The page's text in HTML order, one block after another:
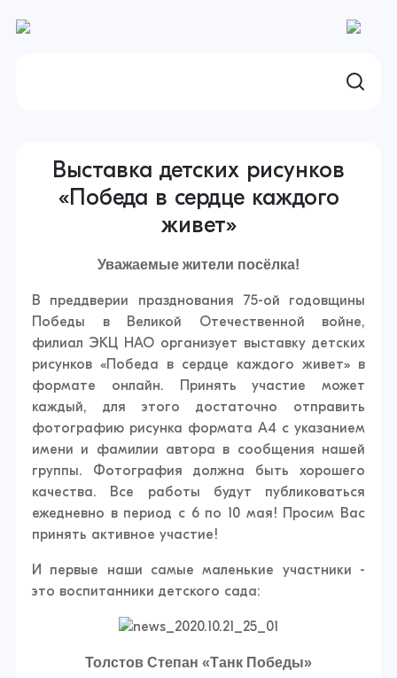
Выставка детских рисунков
«Победа в сердце каждого
живет»
Уважаемые жители посёлка!
В преддверии празднования 75-ой годовщины
Победы в Великой Отечественной войне,
филиал ЭКЦ НАО организует выставку детских
рисунков «Победа в сердце каждого живет» в
формате онлайн. Принять участие может
каждый, для этого достаточно отправить
фотографию рисунка формата А4 с указанием
имени и фамилии автора в сообщения нашей
группы. Фотография должна быть хорошего
качества. Все работы будут публиковаться
ежедневно в период с 6 по 10 мая! Просим Вас
принять активное участие!
И первые наши самые маленькие участники -
это воспитанники детского сада:
Толстов Степан «Танк Победы»